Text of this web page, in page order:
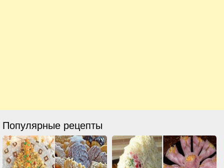
Популярные рецепты